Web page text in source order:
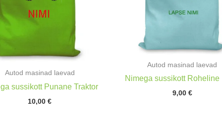
Autod masinad laevad
sussikott Punane Traktor
10,00€
Autod masinad laevad
Nimega sussikott Roheline
9,00 €